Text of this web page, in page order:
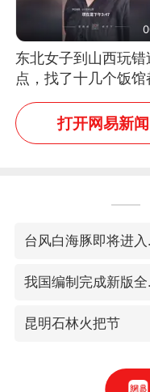
东北女子到山西玩错
点，找了十几个饭馆
开门：午休到几点
打开网易新
台
我
昆明石林火把节